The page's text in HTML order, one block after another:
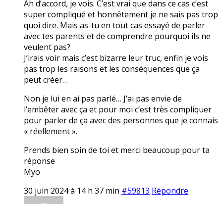
Ah d’accord, je vois. C’est vrai que dans ce cas c’est
super compliqué et honnêtement je ne sais pas trop
quoi dire. Mais as-tu en tout cas essayé de parler
avec tes parents et de comprendre pourquoi ils ne
veulent pas?
J’irais voir mais c’est bizarre leur truc, enfin je vois
pas trop les raisons et les conséquences que ça
peut créer…
Non je lui en ai pas parlé… J’ai pas envie de
l’embêter avec ça et pour moi c’est très compliquer
pour parler de ça avec des personnes que je connais
« réellement ».
Prends bien soin de toi et merci beaucoup pour ta
réponse
Myo
30 juin 2024 à 14 h 37 min #59813 Répondre